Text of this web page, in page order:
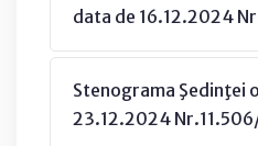
data de 16.12.2024
Stenograma Şedinţei
23.12.2024